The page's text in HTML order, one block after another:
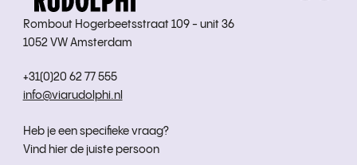
Rombout Hogerbeetsstraat 109 - unit 36
1052 VW Amsterdam
+31(0)20 62 77 555
info@viarudolphi.nl
Heb je een specifieke vraag?
Vind hier de juiste persoon